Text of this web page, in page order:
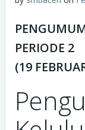
PERIODE 2
(19